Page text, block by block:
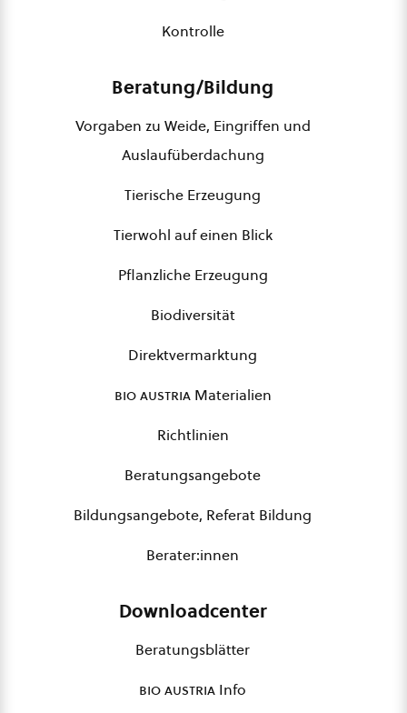
Kontrolle
Beratung/Bildung
Vorgaben zu Weide, Eingriffen und
Auslaufüberdachung
Tierische Erzeugung
Tierwohl auf einen Blick
Pflanzliche Erzeugung
Biodiversität
Direktvermarktung
bio austriaMaterialien
Richtlinien
Beratungsangebote
Bildungsangebote, Referat Bildung
Berater:innen
Downloadcenter
Beratungsblätter
bio austria Info